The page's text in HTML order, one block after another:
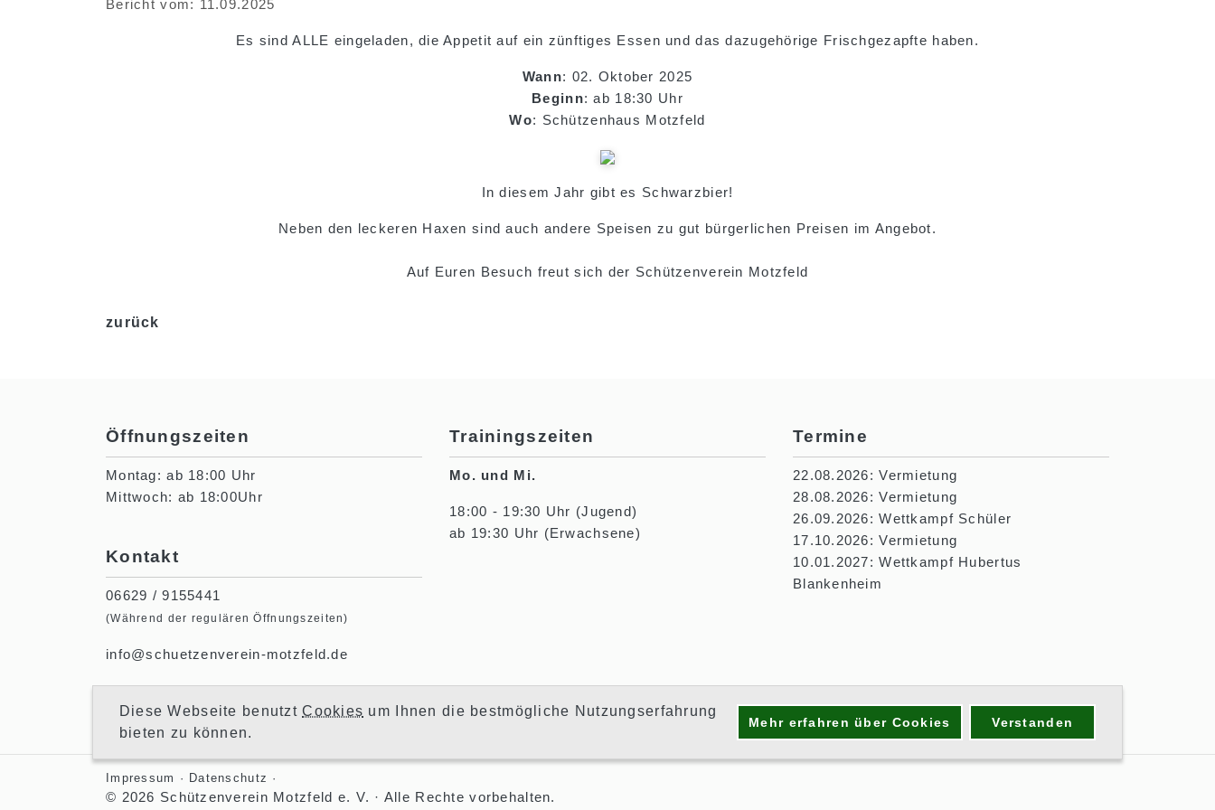
Bericht vom: 11.09.2025
Es sind ALLE eingeladen, die Appetit auf ein zünftiges Essen und das dazugehörige Frischgezapfte haben.
Wann: 02. Oktober 2025
Beginn: ab 18:30 Uhr
Wo: Schützenhaus Motzfeld
In diesem Jahr gibt es Schwarzbier!
Neben den leckeren Haxen sind auch andere Speisen zu gut bürgerlichen Preisen im Angebot.
Auf Euren Besuch freut sich der Schützenverein Motzfeld
zurück
Öffnungszeiten
Montag: ab 18:00 Uhr
Mittwoch: ab 18:00Uhr
Kontakt
06629 / 9155441
(Während der regulären Öffnungszeiten)
info@schuetzenverein-motzfeld.de
Trainingszeiten
Mo. und Mi.
18:00 - 19:30 Uhr (Jugend)
ab 19:30 Uhr (Erwachsene)
Termine
22.08.2026: Vermietung
28.08.2026: Vermietung
26.09.2026: Wettkampf Schüler
17.10.2026: Vermietung
10.01.2027: Wettkampf Hubertus
Blankenheim
Impressum Datenschutz
© 2026 Schützenverein Motzfeld e. V. · Alle Rechte vorbehalten.
Diese Webseite benutztCookies um Ihnen die bestmögliche Nutzungserfahrung
bieten zu können.
Mehr erfahren über Cookies Verstanden